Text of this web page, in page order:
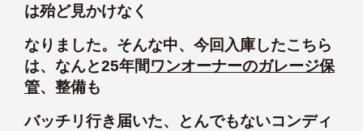
は殆ど見かけなく
なりました。そんな中、今回入庫したこちら
は、なんと25年間ワンオーナーのガレージ保
管、整備も
バッチリ行き届いた、とんでもないコンディ